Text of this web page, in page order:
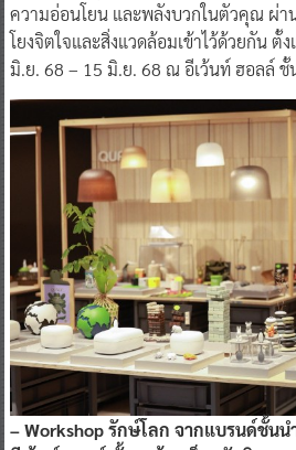
ความอ่อนโยน และพลังบวกในตัวคุณ ผ่า
โยงจิตใจและสิ่งแวดล้อมเข้าไว้ด้วยกัน
มิ.ย. 68 – 15 มิ.ย. 68 ณ อีเว้นท์ ฮอลล์ ชั้
– Workshop รักษ์โลก จากแบรนด์ชั้น